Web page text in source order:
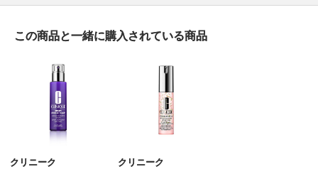
美容液
この商品と一緒に購入されている商品
クリニーク
クリニーク